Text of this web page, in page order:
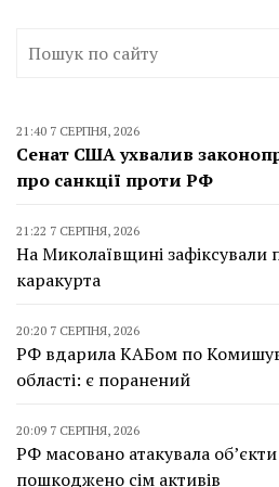
21:40 7 СЕРПНЯ, 2026
Сенат США ухвалив
про санкції проти РФ
21:22 7 СЕРПНЯ, 2026
На Миколаївщині зафіксували
каракурта
20:20 7 СЕРПНЯ, 2026
РФ вдарила КАБом по
області: є поранений
20:09 7 СЕРПНЯ, 2026
РФ масовано атакувала
пошкоджено сім активів